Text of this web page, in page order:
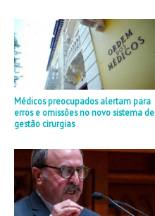
Médicos preocupados alertam para
erros e omissões no novo sistema de
gestão cirurgias